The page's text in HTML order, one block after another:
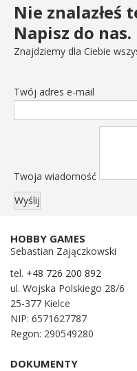
Nie znalazłeś
Napisz do nas.
Znajdziemy dla Ciebie
Twój adres e-mail
Twoja wiadomość
HOBBY GAMES
Sebastian Zajączkowski
tel. +48 726 200 892
ul. Wojska Polskiego 28/6
25-377 Kielce
NIP: 6571627787
Regon: 290549280
DOKUMENTY